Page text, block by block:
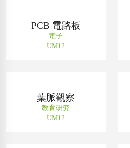
PCB 電路板
電子
UM12
葉脈觀察
教育研究
UM12